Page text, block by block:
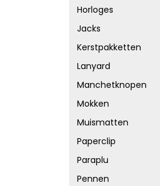
Horloges
Jacks
Kerstpakketten
Lanyard
Manchetknopen
Mokken
Muismatten
Paperclip
Paraplu
Pennen